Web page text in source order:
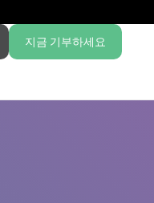
지금 기부하세요